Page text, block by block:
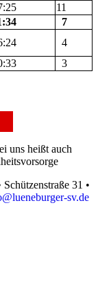
11
7
4
3
uns heißt auch
31 •
sv.de